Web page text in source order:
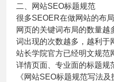
二、网站SEO标题规范
很多SEOER在做网站的布
网页的关键词布局的数量越
词出现的次数越多，越利于
站长学院官方已经明文规范
详情页面、专业面的标题规
《网站SEO标题规范写法及